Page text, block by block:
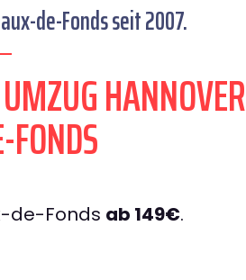
de-Fonds seit 2007.
HANNOVER
de-Fonds ab 149€.